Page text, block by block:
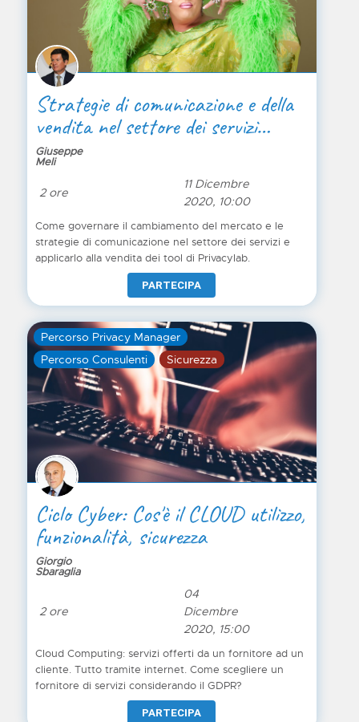
Strategie di comunicazione e della
vendita nel settore dei servizi
complessi
Giuseppe
Meli
2 ore
11 Dicembre
2020, 10:00
Come governare il cambiamento del mercato e le
strategie di comunicazione nel settore dei servizi e
applicarlo alla vendita dei tool di Privacylab.
PARTECIPA
Percorso Privacy Manager
Percorso Consulenti
Sicurezza
Ciclo Cyber: Cos'è il CLOUD utilizzo,
funzionalità, sicurezza
Giorgio
Sbaraglia
2 ore
04
Dicembre
2020, 15:00
Cloud Computing: servizi offerti da un fornitore ad un
cliente. Tutto tramite internet. Come scegliere un
fornitore di servizi considerando il GDPR?
PARTECIPA